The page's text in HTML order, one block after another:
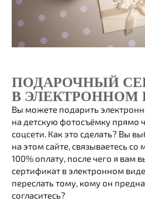
ПОДАРОЧНЫЙ
В ЭЛЕКТРОННОМ
Вы можете подарить
на детскую фотосъёмку прямо
соцсети. Как это сделать? Вы
на этом сайте, связываетесь со
100% оплату, после чего я вам
сертификат в электронном
переслать тому, кому он
согласитесь?